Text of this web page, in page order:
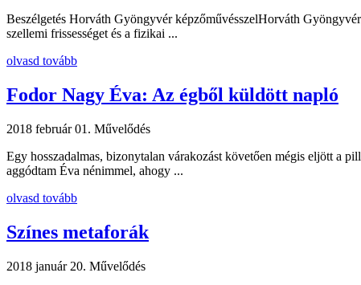
Beszélgetés Horváth Gyöngyvér képzőművésszelHorváth
szellemi frissességet és a fizikai ...
olvasd tovább
Fodor Nagy Éva: Az égből küldött napló
2018 február 01. Művelődés
Egy hosszadalmas, bizonytalan várakozást követően mégis eljött a
aggódtam Éva nénimmel, ahogy ...
olvasd tovább
Színes metaforák
2018 január 20. Művelődés